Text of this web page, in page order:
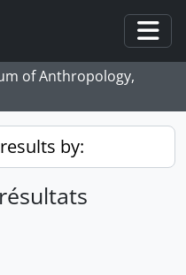
of Anthropology,
by: